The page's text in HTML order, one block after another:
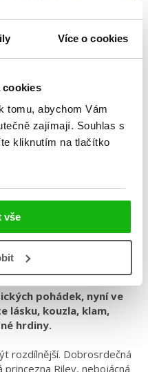
Více o cookies
cookies
tomu, abychom Vám
zajímají. Souhlas s
kliknutím na tlačítko
vše
adult
#češtíautoři
pohádek, nyní ve
lásku, kouzla, klam,
hrdiny.
rozdílnější. Dobrosrdečná
Riley, nebojácná